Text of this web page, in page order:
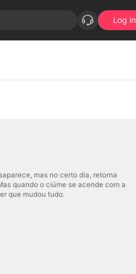
Log in
mas no certo dia, retorna
quando o ciúme se acende com a
que mudou tudo.